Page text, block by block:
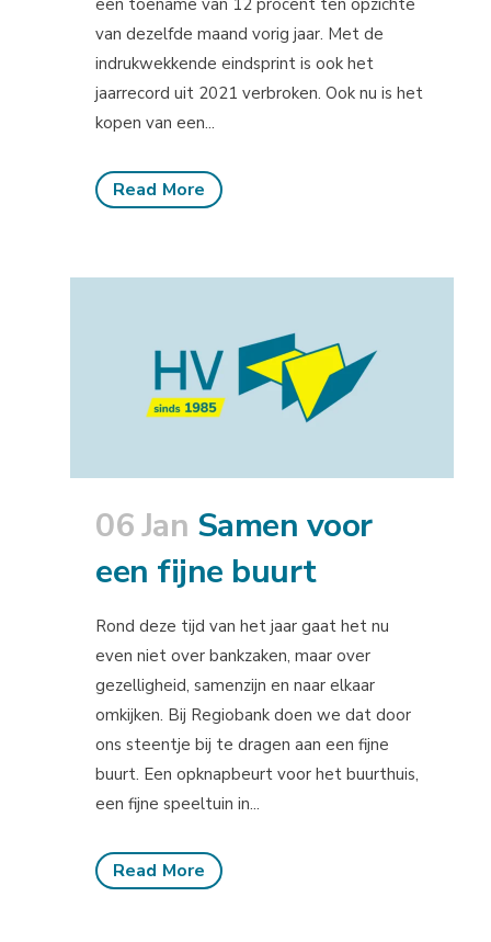
van dezelfde maand vorig jaar. Met de
indrukwekkende eindsprint is ook het
jaarrecord uit 2021 verbroken. Ook nu is het
kopen van een...
Read More
06 Jan Samen voor
een fijne buurt
Rond deze tijd van het jaar gaat het nu
even niet over bankzaken, maar over
gezelligheid, samenzijn en naar elkaar
omkijken. Bij Regiobank doen we dat door
ons steentje bij te dragen aan een fijne
buurt. Een opknapbeurt voor het buurthuis,
een fijne speeltuin in...
Read More